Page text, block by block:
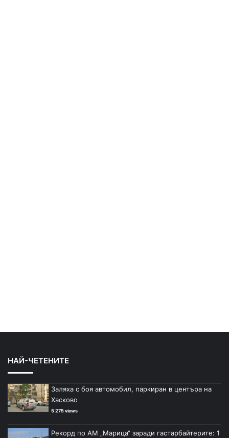
НАЙ-ЧЕТЕНИТЕ
Заляха с боя автомобил, паркиран в центъра на
Хасково
5 275 views
Рекорд по АМ „Марица“ заради гастарбайтерите: 1